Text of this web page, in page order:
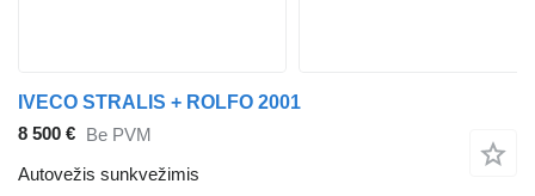
IVECO STRALIS + ROLFO 2001
8 500 € Be PVM
Autovežis sunkvežimis